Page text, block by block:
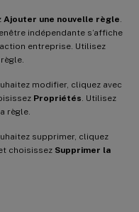
Ajouter une nouvelle règle
indépendante s’affiche
entreprise. Utilisez
modifier, cliquez avec
Propriétés . Utilisez
règle.
supprimer, cliquez
choisissez Supprimer la